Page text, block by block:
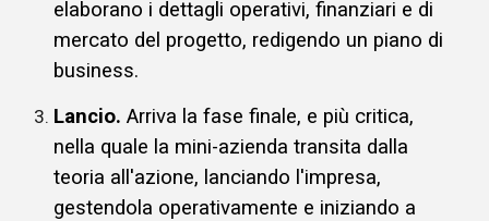
elaborano i dettagli operativi, finanziari e di
mercato del progetto, redigendo un piano di
business.
Lancio. Arriva la fase finale, e più critica,
nella quale la mini-aziendatransita dalla
teoria all'azione, lanciando l'impresa,
gestendola operativamente e iniziando a